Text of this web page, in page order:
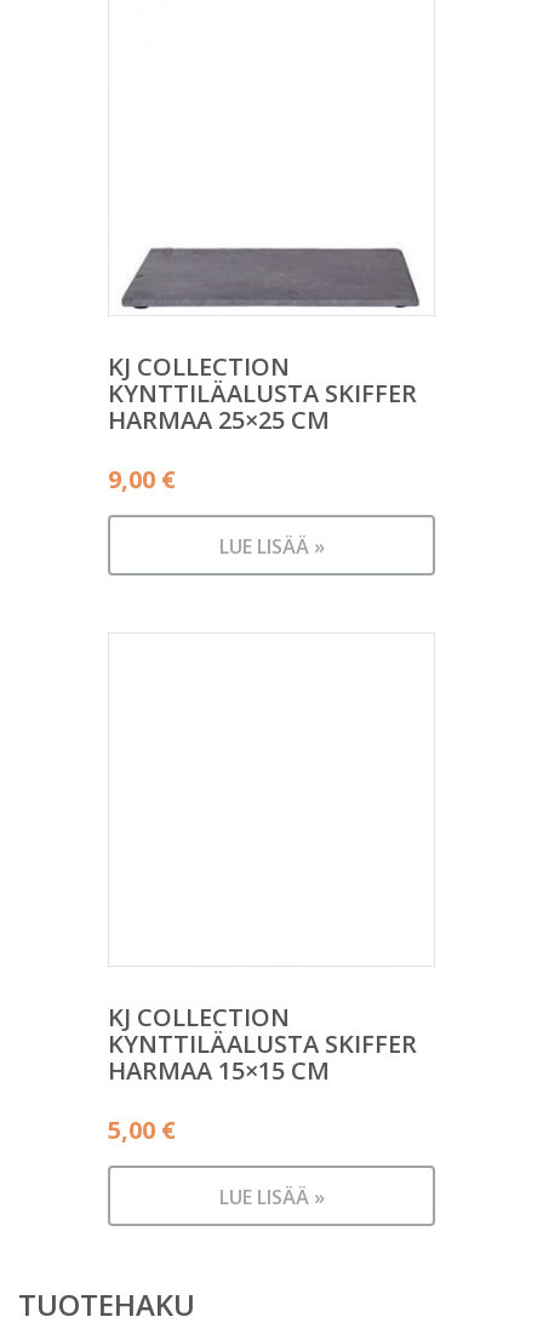
KJ COLLECTION
KYNTTILÄALUSTA SKIFFER
HARMAA 25×25 CM
9,00 €
LUE LISÄÄ »
KJ COLLECTION
KYNTTILÄALUSTA SKIFFER
HARMAA 15×15 CM
5,00 €
LUE LISÄÄ »
TUOTEHAKU